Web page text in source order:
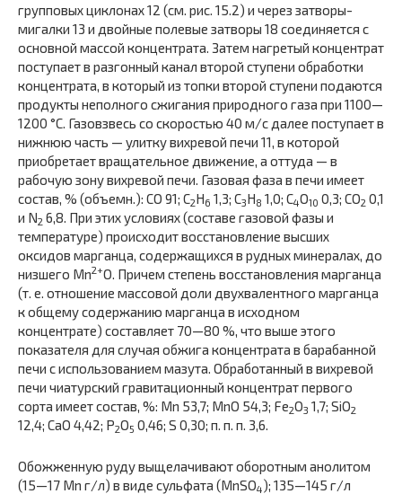
групповых циклонах 12 (см. рис. 15.2) и через затворы-
мигалки 13 и двойные полевые затворы 18 соединяется с
основной массой концентрата. Затем нагретый концентрат
поступает в разгонный канал второй ступени обработки
концентрата, в который из топки второй ступени подаются
продукты неполного сжигания природного газа при 1100—
1200 °С. Газовзвесь со скоростью 40 м/с далее поступает в
нижнюю часть — улитку вихревой печи 11, в которой
приобретает вращательное движение, а оттуда — в
рабочую зону вихревой печи. Газовая фаза в печи имеет
состав, % (объемн.): СО 91; C2H6 1,3; C3H8 1,0; C4O10 0,3; CO2 0,1
и N2 6,8. При этих условиях (составе газовой фазы и
температуре) происходит восстановление высших
оксидов марганца, содержащихся в рудных минералах, до
низшего Mn2+O. Причем степень восстановления марганца
(т. е. отношение массовой доли двухвалентного марганца
к общему содержанию марганца в исходном
концентрате) составляет 70—80 %, что выше этого
показателя для случая обжига концентрата в барабанной
печи с использованием мазута. Обработанный в вихревой
печи чиатурский гравитационный концентрат первого
сорта имеет состав, %: Mn 53,7; MnO 54,3; Fe2O3 1,7; SiO2
12,4; CaO 4,42; P2O5 0,46; S 0,30; п. п. п. 3,6.
Обожженную руду выщелачивают оборотным анолитом
(15—17 Mn г/л) в виде сульфата (MnSO4); 135—145 г/л